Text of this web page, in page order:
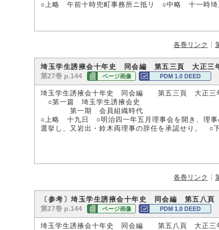
○上略 午前十時兜町事務所ニ抵リ ○中略 十一時埼
各巻リンク
埼玉学生誘掖会十年史 同会編 第五三頁 大正三
第27巻 p.144 ページ画像 PDM 1.0 DEED
埼玉学生誘掖会十年史 同会編 第五三頁 大正三
○第一篇 埼玉学生誘掖会史
第一期 会員組織時代
○上略 十九日 ○明治四一年五月理事会を開き、理事
選挙し、又岩出・鈴木両理事の辞任を承認せり。 ○
各巻リンク
〔参考〕埼玉学生誘掖会十年史 同会編 第五八
第27巻 p.144 ページ画像 PDM 1.0 DEED
埼玉学生誘掖会十年史 同会編 第五八頁 大正三